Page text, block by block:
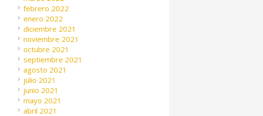
febrero 2022
enero 2022
diciembre 2021
noviembre 2021
octubre 2021
septiembre 2021
agosto 2021
julio 2021
junio 2021
mayo 2021
abril 2021